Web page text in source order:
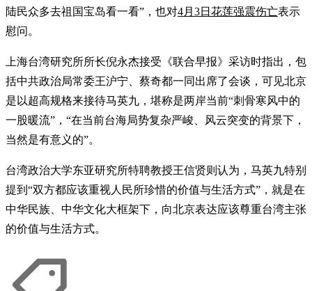
陆民众多去祖国宝岛看一看”，也对4月3日花莲强震伤亡表示
慰问。
上海台湾研究所所长倪永杰接受《联合早报》采访时指出，包
括中共政治局常委王沪宁、蔡奇都一同出席了会谈，可见北京
是以超高规格来接待马英九，堪称是两岸当前“刺骨寒风中的
一股暖流”，“在当前台海局势复杂严峻、风云突变的背景下，
当然是有意义的”。
台湾政治大学东亚研究所特聘教授王信贤则认为，马英九特别
提到“双方都应该重视人民所珍惜的价值与生活方式”，就是在
中华民族、中华文化大框架下，向北京表达应该尊重台湾主张
的价值与生活方式。